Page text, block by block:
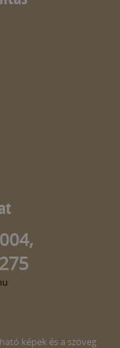
képek és a szöveg